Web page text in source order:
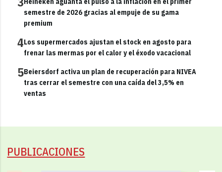
semestre de 2026 gracias al empuje de su gama
premium
4Los supermercados ajustan el stock en agosto para
frenar las mermas por el calor y el éxodo vacacional
5Beiersdorf activa un plan de recuperación para NIVEA
tras cerrar el semestre con una caída del 3,5% en
ventas
PUBLICACIONES